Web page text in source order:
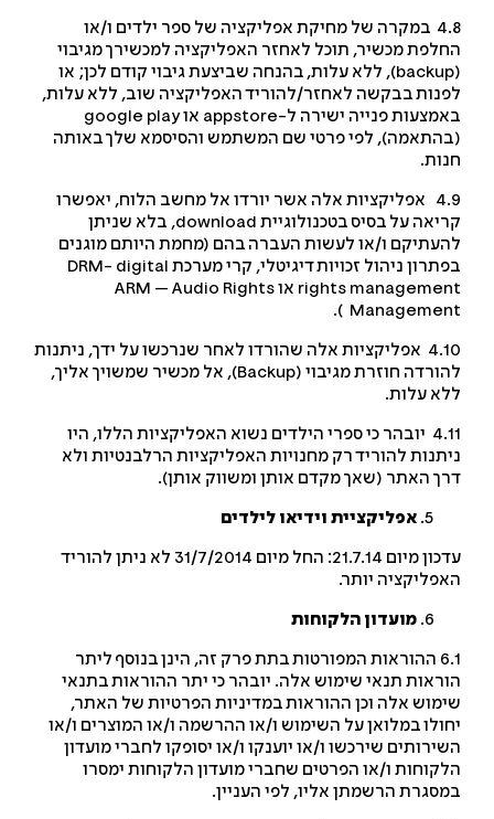
4.8 במקרה של מחיקת אפליקציה של ספר ילדים ו/או
מכשיר, תוכל לאחזר האפליקציה למכשירך מגיבוי
), ללא עלות, בהנחה שביצעת גיבוי קודם לכן; או
בבקשה לאחזר/להוריד האפליקציה שוב, ללא עלות,
פנייה ישירה ל-appstoreאוgoogle play
לפי פרטי שם המשתמש והסיסמא שלך באותה
4.9 אפליקציות אלה אשר יורדו אל מחשב הלוח, יאפשרו
על בסיס בטכנולוגייתdownload, בלא שניתן
ו/או לעשות העברה בהם (מחמת היותם מוגנים
ניהול זכויות דיגיטלי, קרי מערכתDRM- digital
rights
או ARM – Audio Rights
Management
4.10 אפליקציות אלה שהורדו לאחר שנרכשו על ידך, ניתנות
חוזרת מגיבוי (Backup), אל מכשיר שמשויך אליך,
עלות.
4.11 יובהר כי ספרי הילדים נשוא האפליקציות הללו, היו
להוריד רק מחנויות האפליקציות הרלבנטיות ולא
האתר (שאך מקדם אותן ומשווק אותן).
אפליקציית וידיאו לילדים
עדכון מיום 21.7.14: החל מיום 31/7/2014 לא ניתן להוריד
יותר.
מועדון הלקוחות
6.1 ההוראות המפורטות בתת פרק זה, הינן בנוסף ליתר
תנאי שימוש אלה. יובהר כי יתר ההוראות בתנאי
אלה וכן ההוראות במדיניות הפרטיות של האתר,
במלואן על השימוש ו/או ההרשמה ו/או המוצרים ו/או
שירכשו ו/או יוענקו ו/או יסופקו לחברי מועדון
ו/או הפרטים שחברי מועדון הלקוחות ימסרו
הרשמתן אליו, לפי העניין.